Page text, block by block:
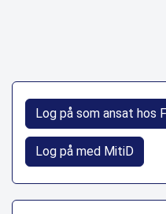
Log på som ansat hos
Log på med MitiD